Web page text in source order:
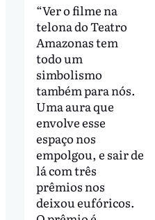
“Ver o filme na
telona do Teatro
Amazonas tem
todo um
simbolismo
também para nós.
Uma aura que
envolve esse
espaço nos
empolgou, e sair de
lá com três
prêmios nos
deixou eufóricos.